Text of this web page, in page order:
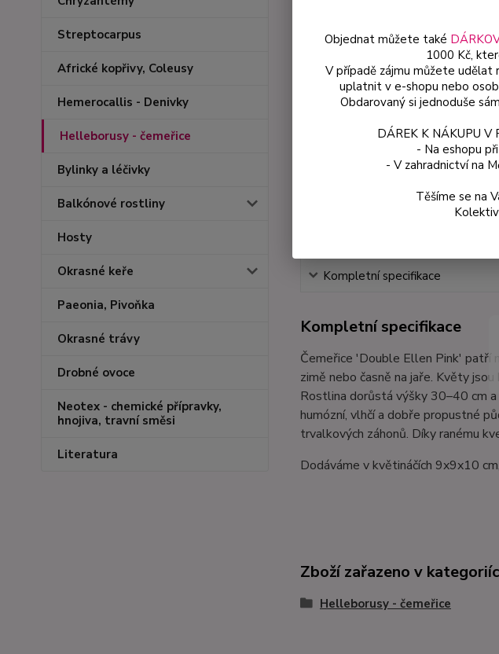
Streptocarpus
Africké kopřivy, Coleusy
Hemerocallis - Denivky
Helleborusy - čemeřice
Bylinky a léčivky
Balkónové rostliny
Hosty
Okrasné keře
Paeonia, Pivoňka
Okrasné trávy
Drobné ovoce
Neotex - chemické přípravky,
hnojiva, travní směsi
Literatura
Kompletní specifikace
Kompletní specifikace
Čemeřice 'Double Ellen Pink' patří
zimě nebo časně na jaře. Květy
Rostlina dorůstá výšky 30–40 cm
humózní, vlhčí a dobře propustné
trvalkových záhonů. Díky ranému
Dodáváme v květináčích 9x9x10
Zboží zařazeno v
Helleborusy - čemeřice
Objednat můžete také
1000 Kč,
V případě zájmu můžete udělat
uplatnit v e-shopu nebo
Obdarovaný si jednoduše
DÁREK K NÁKUPU V
- Na eshopu
- V zahradnictví na
Těšíme se na